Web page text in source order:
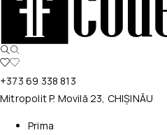
+373 69 338 813
Mitropolit P. Movilă 23, CHIȘINĂU
Prima